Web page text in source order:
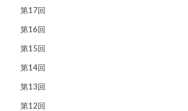
第17回
第16回
第15回
第14回
第13回
第12回